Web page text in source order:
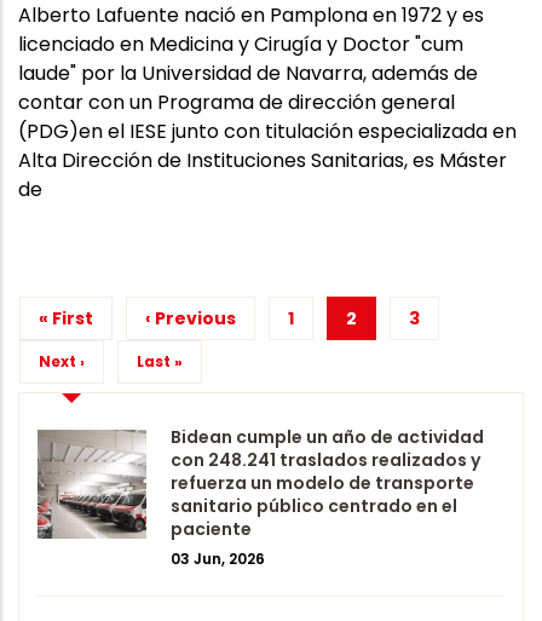
Alberto Lafuente nació en Pamplona en 1972 y es
licenciado en Medicina y Cirugía y Doctor "cum
laude" por la Universidad de Navarra, además de
contar con un Programa de dirección general
(PDG)en el IESE junto con titulación especializada en
Alta Dirección de Instituciones Sanitarias, es Máster
de
Primera
página
« First
Página
anterior
‹ Previous Página
1
Página
2 Página
3
Siguiente
página
Next ›
Última
Last »
Bidean cumple un año de actividad
con 248.241 traslados realizados y
refuerza un modelo de transporte
sanitario público centrado en el
paciente
03 Jun, 2026